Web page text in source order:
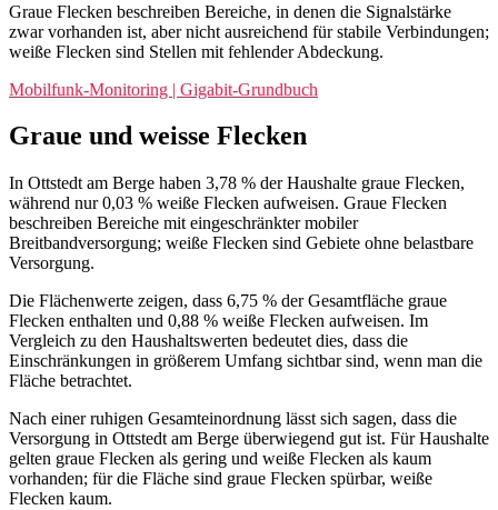
Graue Flecken beschreiben Bereiche, in denen die Signalstärke
zwar vorhanden ist, aber nicht ausreichend für stabile Verbindungen;
weiße Flecken sind Stellen mit fehlender Abdeckung.
Mobilfunk-Monitoring | Gigabit-Grundbuch
Graue und weisse Flecken
In Ottstedt am Berge haben 3,78 % der Haushalte graue Flecken,
während nur 0,03 % weiße Flecken aufweisen. Graue Flecken
beschreiben Bereiche mit eingeschränkter mobiler
Breitbandversorgung; weiße Flecken sind Gebiete ohne belastbare
Versorgung.
Die Flächenwerte zeigen, dass 6,75 % der Gesamtfläche graue
Flecken enthalten und 0,88 % weiße Flecken aufweisen. Im
Vergleich zu den Haushaltswerten bedeutet dies, dass die
Einschränkungen in größerem Umfang sichtbar sind, wenn man die
Fläche betrachtet.
Nach einer ruhigen Gesamteinordnung lässt sich sagen, dass die
Versorgung in Ottstedt am Berge überwiegend gut ist. Für Haushalte
gelten graue Flecken als gering und weiße Flecken als kaum
vorhanden; für die Fläche sind graue Flecken spürbar, weiße
Flecken kaum.